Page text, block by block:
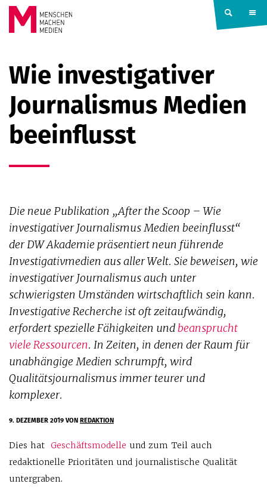
Springe zum Inhalt
MACHEN
MEDIEN
Wie investigativer
Journalismus Medien
beeinflusst
Die neue Publikation „After the Scoop – Wie
investigativer Journalismus Medien beeinflusst“
der DW Akademie präsentiert neun führende
Investigativmedien aus aller Welt. Sie beweisen, wie
investigativer Journalismus auch unter
schwierigsten Umständen wirtschaftlich sein kann.
Investigative Recherche ist oft zeitaufwändig,
erfordert spezielle Fähigkeiten undbeansprucht
viele Ressourcen. In Zeiten, in denen der Raum für
unabhängige Medien schrumpft, wird
Qualitätsjournalismus immer teurer und
komplexer.
9. DEZEMBER 2019VONREDAKTION
Dies hat Geschäftsmodelle und zum Teil auch
redaktionelle Prioritäten und journalistische Qualität
untergraben.